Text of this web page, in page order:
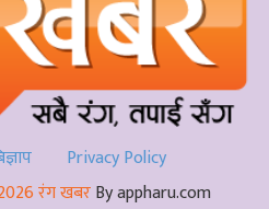
Privacy Policy
रंग खबरBy appharu.com